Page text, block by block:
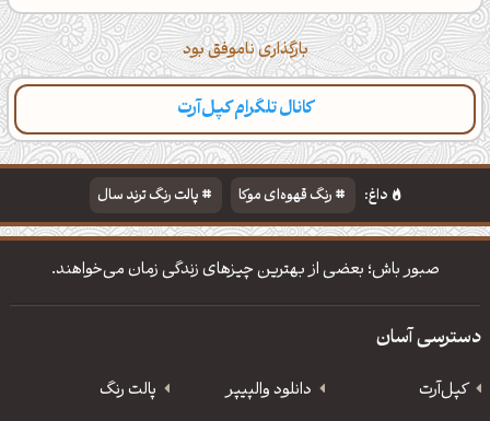
بارگذاری ناموفق بود
کانال تلگرام کپل‌آرت
داغ: رنگ قهوه‌ای موکا
پالت رنگ ترند سال
دانلود والپیپر مذهبی
تایپوگرافی شعر مولانا
صبور باش؛ بعضی از بهترین چیزهای زندگی زمان می‌خواهند.
دسترسی آسان
کپل‌آرت دانلود‌ والپیپر
پالت رنگ